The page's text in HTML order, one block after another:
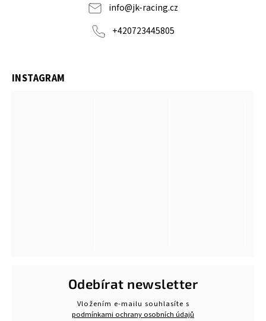
info@jk-racing.cz
+420723445805
INSTAGRAM
Odebírat newsletter
Vložením e-mailu souhlasíte s
podmínkami ochrany osobních údajů